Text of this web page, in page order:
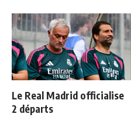
Le Real Madrid officialise
2 départs